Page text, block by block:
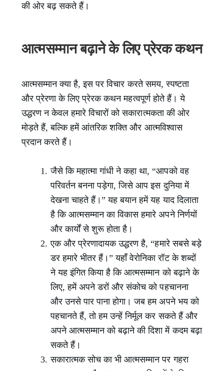
की ओर बढ़ सकते हैं।
आत्मसम्मान बढ़ाने के लिए प्रेरक कथन
आत्मसम्मान क्या है, इस पर विचार करते समय, स्पष्टता
और प्रेरणा के लिए प्रेरक कथन महत्वपूर्ण होते हैं। ये
उद्धरण न केवल हमारे विचारों को सकारात्मकता की ओर
मोड़ते हैं, बल्कि हमें आंतरिक शक्ति और आत्मविश्वास
प्रदान करते हैं।
जैसे कि महात्मा गांधी ने कहा था, “आपको वह
परिवर्तन बनना पड़ेगा, जिसे आप इस दुनिया में
देखना चाहते हैं।” यह बयान हमें यह याद दिलाता
है कि आत्मसम्मान का विकास हमारे अपने निर्णयों
और कार्यों से शुरू होता है।
एक और प्रेरणादायक उद्धरण है, “हमारे सबसे बड़े
डर हमारे भीतर हैं।” यहाँ वेरोनिका रॉट के शब्दों
ने यह इंगित किया है कि आत्मसम्मान को बढ़ाने के
लिए, हमें अपने डरों और संकोच को पहचानना
और उनसे पार पाना होगा। जब हम अपने भय को
पहचानते हैं, तो हम उन्हें निर्मूल कर सकते हैं और
अपने आत्मसम्मान को बढ़ाने की दिशा में कदम बढ़ा
सकते हैं।
सकारात्मक सोच का भी आत्मसम्मान पर गहरा